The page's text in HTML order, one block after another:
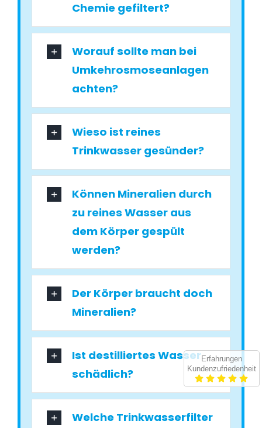
Chemie gefiltert?
Worauf sollte man bei
Umkehrosmoseanlagen
achten?
Wieso ist reines
Trinkwasser gesünder?
Können Mineralien durch
zu reines Wasser aus
dem Körper gespült
werden?
Der Körper braucht doch
Mineralien?
Ist destilliertes Wasser
schädlich?
Welche Trinkwasserfilter
Erfahrungen
Kundenzufriedenheit